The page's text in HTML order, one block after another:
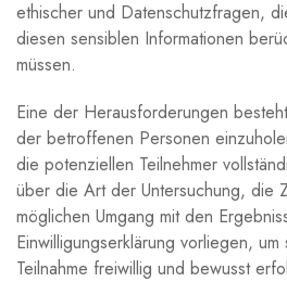
ethischer und Datenschutzfragen,
diesen sensiblen Informationen
müssen.
Eine der Herausforderungen
der betroffenen Personen
die potenziellen Teilnehmer
über die Art der Untersuchung, die
möglichen Umgang mit den
Einwilligungserklärung vorliegen,
Teilnahme freiwillig und bewusst